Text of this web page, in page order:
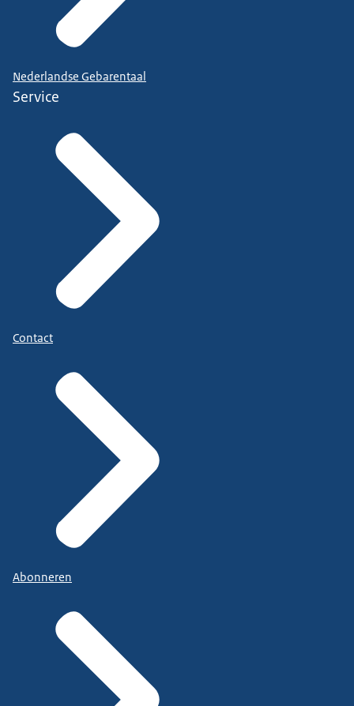
Nederlandse Gebarentaal
Service
Contact
Abonneren